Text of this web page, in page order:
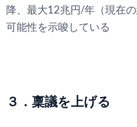
降、最大12兆円/年（現在
可能性を示唆している
３．稟議を上げる